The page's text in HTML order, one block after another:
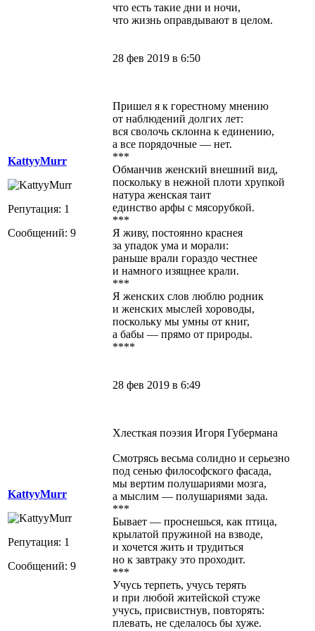
что есть такие дни и ночи,
что жизнь оправдывают в целом.
KattyyMurr
Репутация: 1
Сообщений: 9
28 фев 2019 в 6:50
Пришел я к горестному мнению
от наблюдений долгих лет:
вся сволочь склонна к единению,
а все порядочные — нет.
***
Обманчив женский внешний вид,
поскольку в нежной плоти хрупкой
натура женская таит
единство арфы с мясорубкой.
***
Я живу, постоянно краснея
за упадок ума и морали:
раньше врали гораздо честнее
и намного изящнее крали.
***
Я женских слов люблю родник
и женских мыслей хороводы,
поскольку мы умны от книг,
а бабы — прямо от природы.
****
KattyyMurr
Репутация: 1
Сообщений: 9
28 фев 2019 в 6:49
Хлесткая поэзия Игоря Губермана
Смотрясь весьма солидно и серьезно
под сенью философского фасада,
мы вертим полушариями мозга,
а мыслим — полушариями зада.
***
Бывает — проснешься, как птица,
крылатой пружиной на взводе,
и хочется жить и трудиться
но к завтраку это проходит.
***
Учусь терпеть, учусь терять
и при любой житейской стуже
учусь, присвистнув, повторять:
плевать, не сделалось бы хуже.